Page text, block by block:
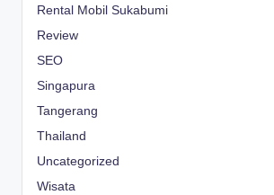
Rental Mobil Sukabumi
Review
SEO
Singapura
Tangerang
Thailand
Uncategorized
Wisata